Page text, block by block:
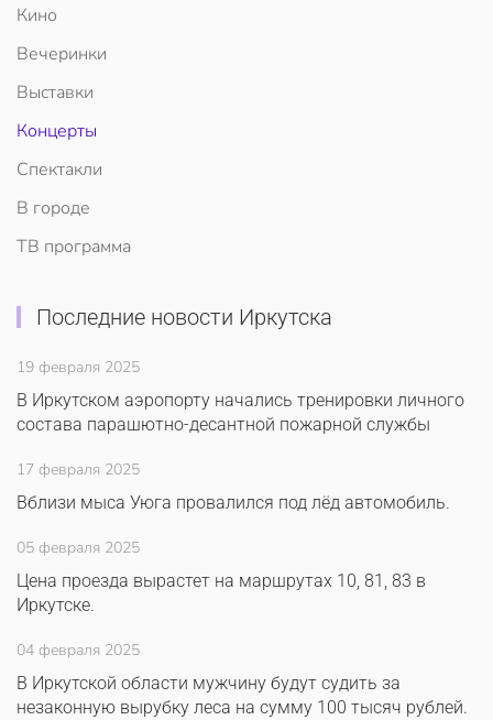
Кино
Вечеринки
Выставки
Концерты
Спектакли
В городе
ТВ программа
Последние новости Иркутска
19 февраля 2025
В Иркутском аэропорту начались тренировки личного
состава парашютно-десантной пожарной службы
17 февраля 2025
Вблизи мыса Уюга провалился под лёд автомобиль.
05 февраля 2025
Цена проезда вырастет на маршрутах 10, 81, 83 в
Иркутске.
04 февраля 2025
В Иркутской области мужчину будут судить за
незаконную вырубку леса на сумму 100 тысяч рублей.